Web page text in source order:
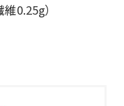
0.25g）